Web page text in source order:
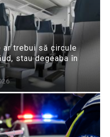
ar trebui să circule
stau degeaba în